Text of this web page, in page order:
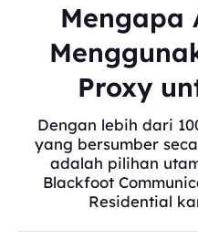
Mengapa
Proxy
Dengan lebih dari
yang bersumber
adalah pilihan
Blackfoot
Residential